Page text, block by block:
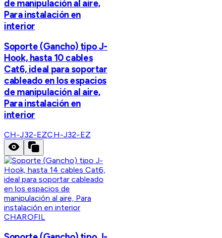
de manipulación al aire,
Para instalación en
interior
Soporte (Gancho) tipo J-
Hook, hasta 10 cables
Cat6, ideal para soportar
cableado en los espacios
de manipulación al aire,
Para instalación en
interior
CH-J32-EZCH-J32-EZ
CHAROFIL